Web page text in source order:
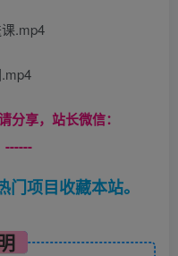
.mp4
分享，站长微信：
------
项目收藏本站。